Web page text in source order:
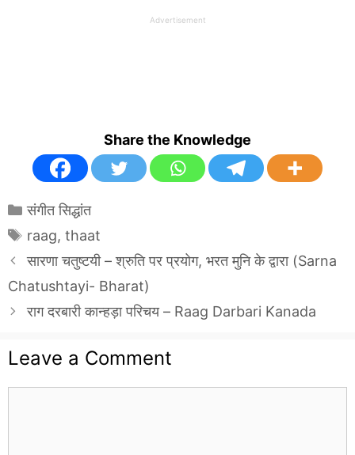
Advertisement
Share the Knowledge
Categories
संगीत सिद्धांत
Tags
raag, thaat
सारणा चतुष्टयी – श्रुति पर प्रयोग, भरत मुनि के द्वारा (Sarna
Chatushtayi- Bharat)
राग दरबारी कान्हड़ा परिचय – Raag Darbari Kanada
Leave a Comment